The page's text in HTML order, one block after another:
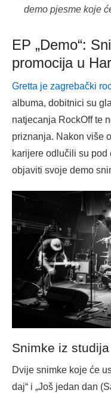
demo pjesme koje
EP „Demo“:
promocija u
Gretta je zagrebački
albuma, dobitnici su
natjecanja RockOff te
priznanja. Nakon više
karijere odlučili su
objaviti svoje demo
Snimke iz
Dvije snimke koje će
daj“ i „Još jedan dan